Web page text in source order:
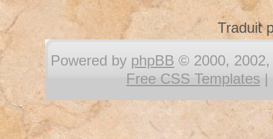
Traduit
Powered by phpBB © 2000, 2002,
Free CSS Templates |